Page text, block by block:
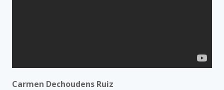
Carmen Dechoudens Ruiz